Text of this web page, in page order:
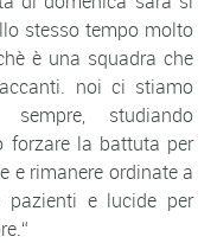
stesso tempo molto
è una squadra che
noi ci stiamo
studiando
forzare la battuta per
e rimanere ordinate a
pazienti e lucide per
“